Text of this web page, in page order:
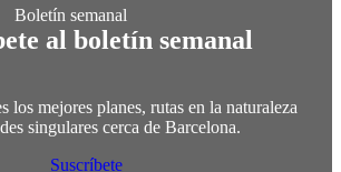
al boletín semanal
los mejores planes, rutas en la naturaleza
singulares cerca de Barcelona.
Suscríbete